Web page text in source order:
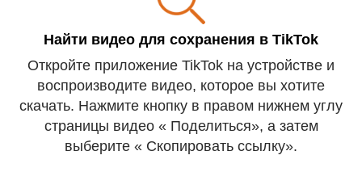
Найти видео для сохранения в TikTok
Откройте приложение TikTok на устройстве и
воспроизводите видео, которое вы хотите
скачать. Нажмите кнопку в правом нижнем углу
страницы видео « Поделиться», а затем
выберите « Скопировать ссылку».